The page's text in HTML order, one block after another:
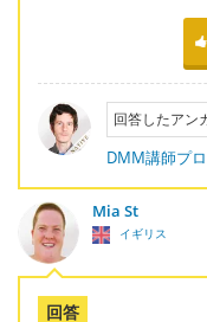
回答したアン
DMM講師プ
Mia St
イギリス
回答